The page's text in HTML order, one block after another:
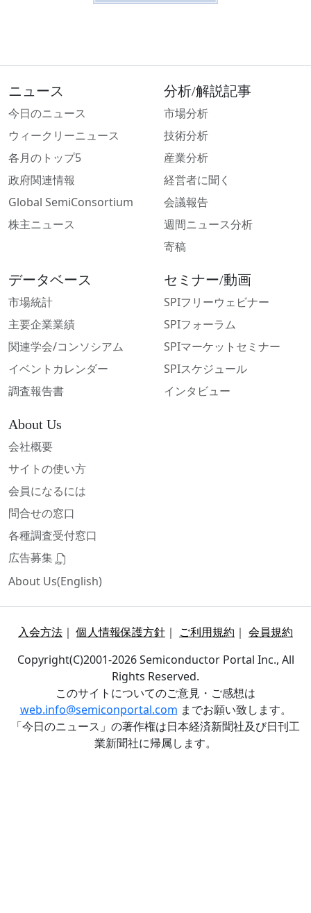
ニュース
今日のニュース
ウィークリーニュース
各月のトップ5
政府関連情報
Global SemiConsortium
株主ニュース
分析/解説記事
市場分析
技術分析
産業分析
経営者に聞く
会議報告
週間ニュース分析
寄稿
データベース
市場統計
主要企業業績
関連学会/コンソシアム
イベントカレンダー
調査報告書
セミナー/動画
SPIフリーウェビナー
SPIフォーラム
SPIマーケットセミナー
SPIスケジュール
インタビュー
About Us
会社概要
サイトの使い方
会員になるには
問合せの窓口
各種調査受付窓口
広告募集
About Us(English)
入会方法 ｜個人情報保護方針 ｜ ご利用規約 ｜ 会員規約
Copyright(C)2001-2026 Semiconductor Portal Inc., All
Rights Reserved.
このサイトについてのご意見・ご感想は
web.info@semiconportal.com までお願い致します。
「今日のニュース」の著作権は日本経済新聞社及び日刊工
業新聞社に帰属します。